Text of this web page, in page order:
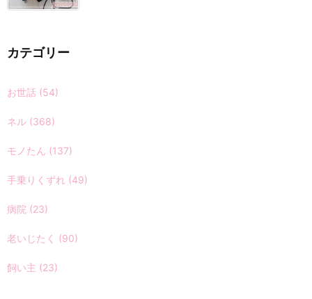
カテゴリー
お世話 (54)
ネル (368)
モノたん (137)
手乗りくずれ (49)
病院 (23)
老いじたく (90)
飼い主 (23)